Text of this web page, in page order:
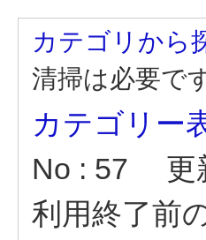
カテゴリから
清掃は必要で
カテゴリー
No : 57
更
利用終了前